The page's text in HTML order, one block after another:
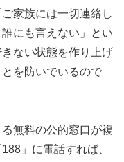
家族には一切連絡し
にも言えない」とい
ない状態を作り上げ
を防いでいるので
無料の公的窓口が複
」に電話すれば、